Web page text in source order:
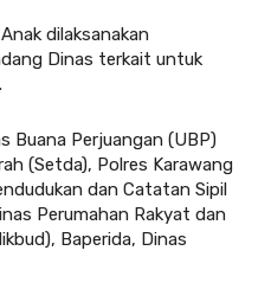
dilaksanakan
Dinas terkait untuk
Buana Perjuangan (UBP)
(Setda), Polres Karawang
dan Catatan Sipil
Perumahan Rakyat dan
Baperida, Dinas